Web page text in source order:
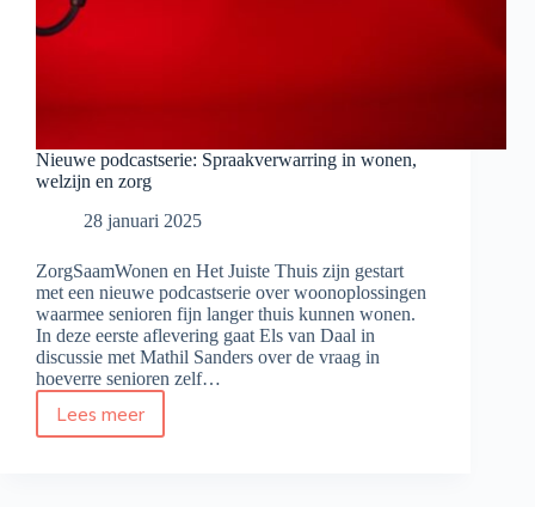
Nieuwe podcastserie: Spraakverwarring in wonen,
welzijn en zorg
28 januari 2025
ZorgSaamWonen en Het Juiste Thuis zijn gestart
met een nieuwe podcastserie over woonoplossingen
waarmee senioren fijn langer thuis kunnen wonen.
In deze eerste aflevering gaat Els van Daal in
discussie met Mathil Sanders over de vraag in
hoeverre senioren zelf…
Lees meer
Nieuwe